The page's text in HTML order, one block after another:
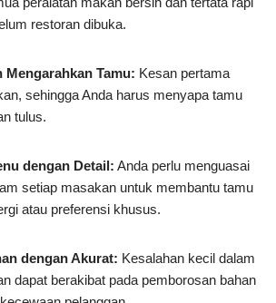
restoran dibuka.
Mengarahkan Tamu: Kesan pertama
sehingga Anda harus menyapa tamu
tulus.
dengan Detail: Anda perlu menguasai
setiap masakan untuk membantu tamu
atau preferensi khusus.
dengan Akurat: Kesalahan kecil dalam
dapat berakibat pada pemborosan bahan